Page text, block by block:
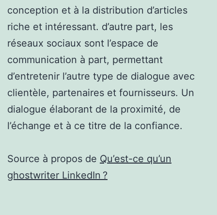
conception et à la distribution d’articles
riche et intéressant. d’autre part, les
réseaux sociaux sont l’espace de
communication à part, permettant
d’entretenir l’autre type de dialogue avec
clientèle, partenaires et fournisseurs. Un
dialogue élaborant de la proximité, de
l’échange et à ce titre de la confiance.
Source à propos de Qu’est-ce qu’un
ghostwriter LinkedIn ?